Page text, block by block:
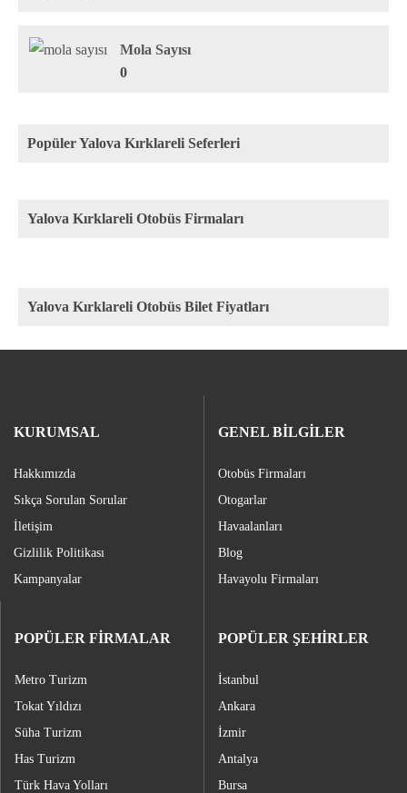
Mola Sayısı
0
Popüler Yalova Kırklareli Seferleri
Yalova Kırklareli Otobüs Firmaları
Yalova Kırklareli Otobüs Bilet Fiyatları
KURUMSAL
Hakkımızda
Sıkça Sorulan Sorular
İletişim
Gizlilik Politikası
Kampanyalar
GENEL BİLGİLER
Otobüs Firmaları
Otogarlar
Havaalanları
Blog
Havayolu Firmaları
POPÜLER FİRMALAR
Metro Turizm
Tokat Yıldızı
Süha Turizm
Has Turizm
Türk Hava Yolları
POPÜLER ŞEHİRLER
İstanbul
Ankara
İzmir
Antalya
Bursa